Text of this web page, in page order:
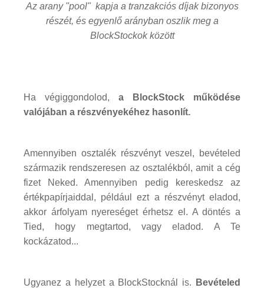
Az arany "pool" kapja a tranzakciós díjak bizonyos
részét, és egyenlő arányban oszlik meg a
BlockStockok között
Ha végiggondolod, a BlockStock működése
valójában a részvényekéhez hasonlít.
Amennyiben osztalék részvényt veszel, bevételed
származik rendszeresen az osztalékból, amit a cég
fizet Neked. Amennyiben pedig kereskedsz az
értékpapírjaiddal, például ezt a részvényt eladod,
akkor árfolyam nyereséget érhetsz el. A döntés a
Tied, hogy megtartod, vagy eladod. A Te
kockázatod...
Ugyanez a helyzet a BlockStocknál is.
Bevételed